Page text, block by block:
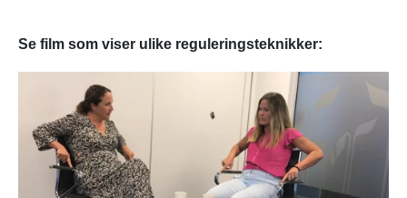
Se film som viser ulike reguleringsteknikker: